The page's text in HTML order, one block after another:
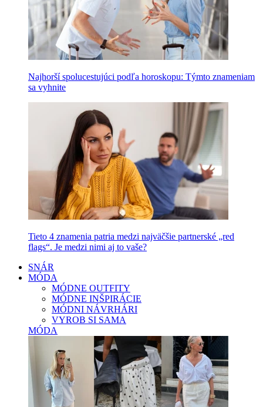
Najhorší spolucestujúci podľa horoskopu: Týmto znameniam
sa vyhnite
Tieto 4 znamenia patria medzi najväčšie partnerské „red
flags“. Je medzi nimi aj to vaše?
SNÁR
MÓDA
MÓDNE OUTFITY
MÓDNE INŠPIRÁCIE
MÓDNI NÁVRHÁRI
VYROB SI SAMA
MÓDA